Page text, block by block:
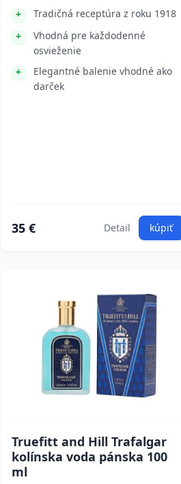
Tradičná receptúra z roku 1918
Vhodná pre každodenné
osvieženie
Elegantné balenie vhodné ako
darček
35 € Detail kúpiť
Truefitt and Hill Trafalgar
kolínska voda pánska 100
ml